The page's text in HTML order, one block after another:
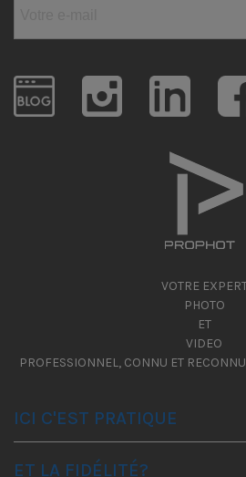
VOTRE
PHOTO
ET
VIDEO
PROFESSIONNEL, CONNU ET
ICI C'EST PRATIQUE
ET LA FIDÉLITÉ?